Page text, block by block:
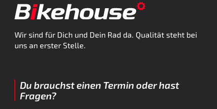
Wir sind für Dich und Dein Rad da. Qualität steht bei
uns an erster Stelle.
Du brauchst einen Termin oder hast
Fragen?